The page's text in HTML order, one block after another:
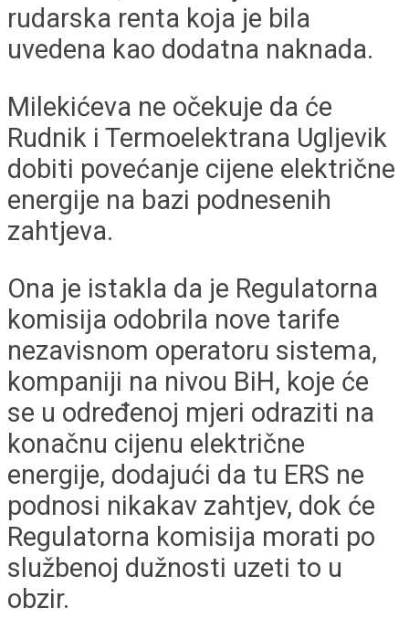
rudarska renta koja je bila
uvedena kao dodatna naknada.
Milekićeva ne očekuje da će
Rudnik i Termoelektrana Ugljevik
dobiti povećanje cijene električne
energije na bazi podnesenih
zahtjeva.
Ona je istakla da je Regulatorna
komisija odobrila nove tarife
nezavisnom operatoru sistema,
kompaniji na nivou BiH, koje će
se u određenoj mjeri odraziti na
konačnu cijenu električne
energije, dodajući da tu ERS ne
podnosi nikakav zahtjev, dok će
Regulatorna komisija morati po
službenoj dužnosti uzeti to u
obzir.